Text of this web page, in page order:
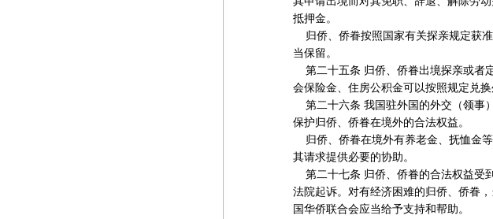
抵押金。
归侨、侨眷按照国家有关探亲规定获
当保留。
第二十五条 归侨、侨眷出境探亲或者
会保险金、住房公积金可以按照规定兑换
第二十六条 我国驻外国的外交（领事
保护归侨、侨眷在境外的合法权益。
归侨、侨眷在境外有养老金、抚恤金
其请求提供必要的协助。
第二十七条 归侨、侨眷的合法权益受
法院起诉。对有经济困难的归侨、侨眷
国华侨联合会应当给予支持和帮助。